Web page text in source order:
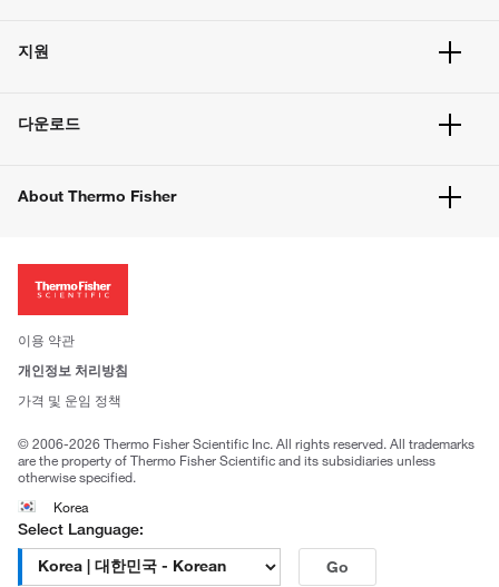
주문 방법
벌크 주문
지원
고객 센터
웹사이트 개선사항
다운로드
About Thermo Fisher
투자자
사회적 책임
브랜드
이용 약관
개인정보 처리방침
가격 및 운임 정책
© 2006-2026 Thermo Fisher Scientific Inc. All rights reserved. All trademarks
are the property of Thermo Fisher Scientific and its subsidiaries unless
otherwise specified.
Korea
Select Language:
Go